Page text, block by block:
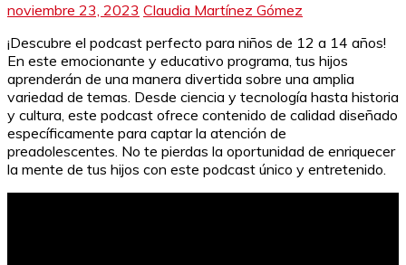
noviembre 23, 2023 Claudia Martínez Gómez
¡Descubre el podcast perfecto para niños de 12 a 14 años!
En este emocionante y educativo programa, tus hijos
aprenderán de una manera divertida sobre una amplia
variedad de temas. Desde ciencia y tecnología hasta historia
y cultura, este podcast ofrece contenido de calidad diseñado
específicamente para captar la atención de
preadolescentes. No te pierdas la oportunidad de enriquecer
la mente de tus hijos con este podcast único y entretenido.